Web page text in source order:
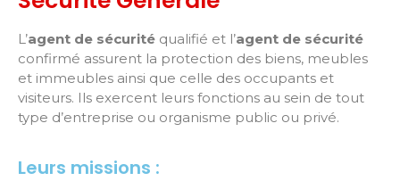
L’agent de sécurité qualifié et l’agent de sécurité
confirmé assurent la protection des biens, meubles
et immeubles ainsi que celle des occupants et
visiteurs. Ils exercent leurs fonctions au sein de tout
type d’entreprise ou organisme public ou privé.
Leurs missions :